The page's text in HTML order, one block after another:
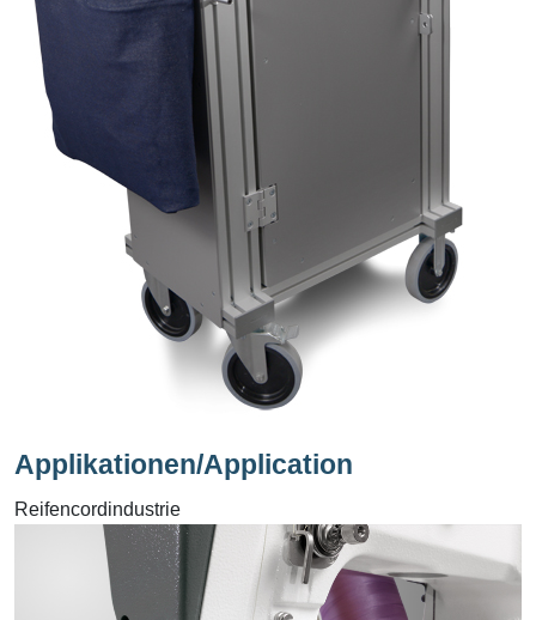
Applikationen/Application
Reifencordindustrie